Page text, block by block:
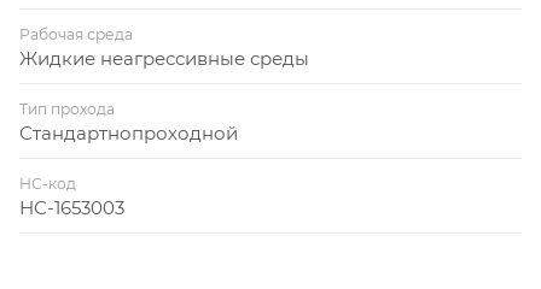
Рабочая среда
Жидкие неагрессивные среды
Тип прохода
Стандартнопроходной
НС-код
НС-1653003